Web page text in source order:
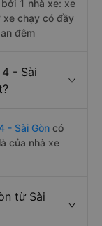
1 nhà xe: xe
xe chạy có đầy
đêm
- Sài
- Sài Gòn có
của nhà xe
từ Sài